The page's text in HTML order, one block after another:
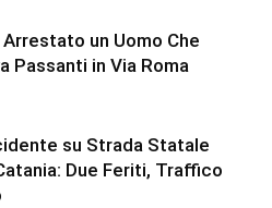
un Uomo Che
Passanti in Via Roma
su Strada Statale
Due Feriti, Traffico